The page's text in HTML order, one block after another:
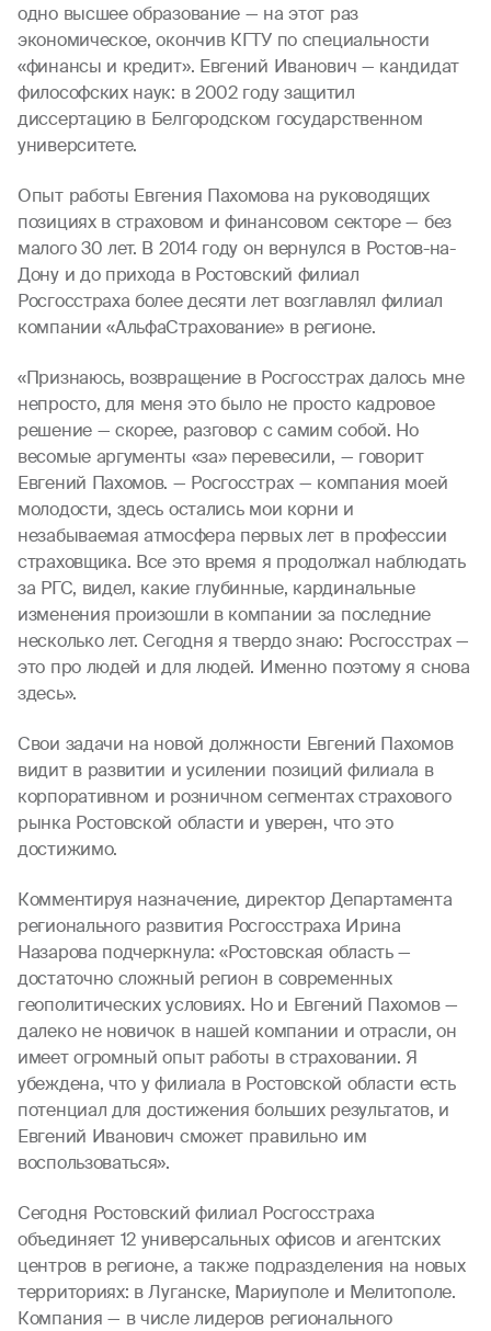
одно высшее образование — на этот раз
экономическое, окончив КГТУ по специальности
«финансы и кредит». Евгений Иванович — кандидат
философских наук: в 2002 году защитил
диссертацию в Белгородском государственном
университете.
Опыт работы Евгения Пахомова на руководящих
позициях в страховом и финансовом секторе — без
малого 30 лет. В 2014 году он вернулся в Ростов-на-
Дону и до прихода в Ростовский филиал
Росгосстраха более десяти лет возглавлял филиал
компании «АльфаСтрахование» в регионе.
«Признаюсь, возвращение в Росгосстрах далось мне
непросто, для меня это было не просто кадровое
решение — скорее, разговор с самим собой. Но
весомые аргументы «за» перевесили, — говорит
Евгений Пахомов. — Росгосстрах — компания моей
молодости, здесь остались мои корни и
незабываемая атмосфера первых лет в профессии
страховщика. Все это время я продолжал наблюдать
за РГС, видел, какие глубинные, кардинальные
изменения произошли в компании за последние
несколько лет. Сегодня я твердо знаю: Росгосстрах —
это про людей и для людей. Именно поэтому я снова
здесь».
Свои задачи на новой должности Евгений Пахомов
видит в развитии и усилении позиций филиала в
корпоративном и розничном сегментах страхового
рынка Ростовской области и уверен, что это
достижимо.
Комментируя назначение, директор Департамента
регионального развития Росгосстраха Ирина
Назарова подчеркнула: «Ростовская область —
достаточно сложный регион в современных
геополитических условиях. Но и Евгений Пахомов —
далеко не новичок в нашей компании и отрасли, он
имеет огромный опыт работы в страховании. Я
убеждена, что у филиала в Ростовской области есть
потенциал для достижения больших результатов, и
Евгений Иванович сможет правильно им
воспользоваться».
Сегодня Ростовский филиал Росгосстраха
объединяет 12 универсальных офисов и агентских
центров в регионе, а также подразделения на новых
территориях: в Луганске, Мариуполе и Мелитополе.
Компания — в числе лидеров регионального